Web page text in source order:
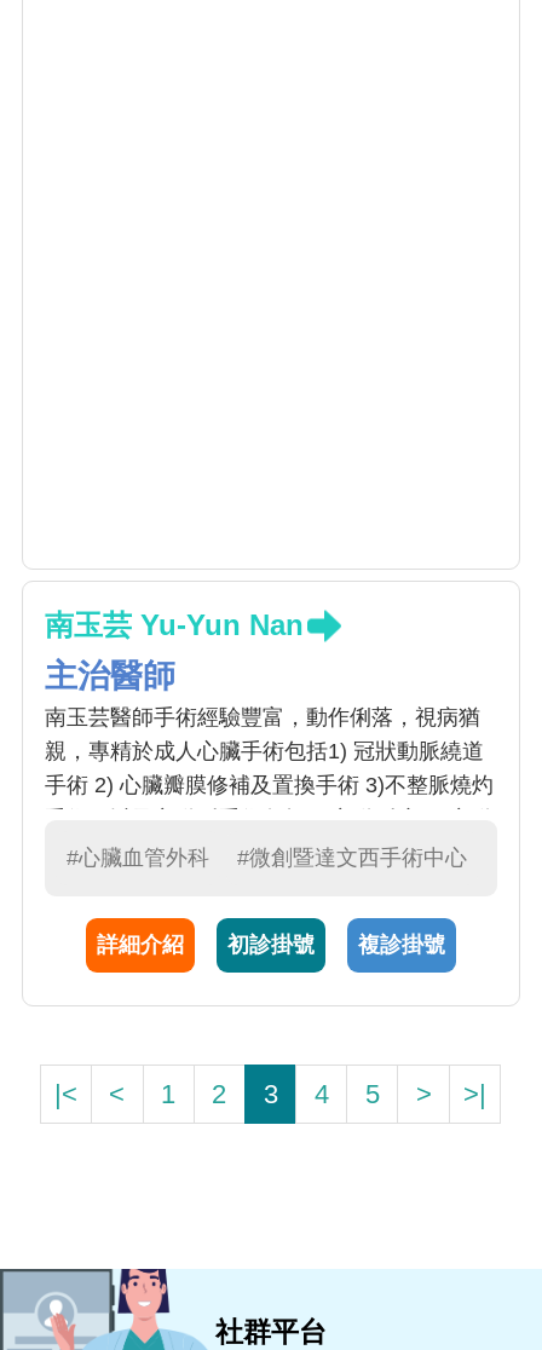
南玉芸 Yu-Yun Nan
主治醫師
南玉芸醫師手術經驗豐富，動作俐落，視病猶
親，專精於成人心臟手術包括1) 冠狀動脈繞道
手術 2) 心臟瓣膜修補及置換手術 3)不整脈燒灼
脈剝離及 3)主動脈支架置放手術。
#心臟血管外科 #微創暨達文西手術中心
詳細介紹 初診掛號 複診掛號
|< < 1 2 3 4 5 > >|
社群平台